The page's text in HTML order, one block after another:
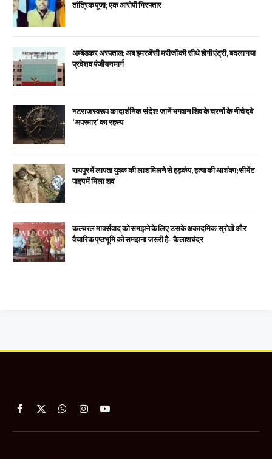
तांत्रिक पूजा; एक आरोपी गिरफ्तार
अम्बेडकर अस्पताल: अब इमरजेंसी मरीजों की सीधे होगी एंट्री, बदला गया
प्रवेश व पंजीयन मार्ग
नटराज स्वरूप का दार्शनिक संदेश: जानें भगवान शिव के चरणों के नीचे दबे
‘अपस्मार’ का रहस्य
रायपुर में लापता युवक की लाश मिलने से हड़कंप, हत्या की आशंका; सीमेंट
पाइप में मिला शव
कल्चरल मार्क्सवाद को समझने के लिए उसके अकादमिक स्रोतों और
वैचारिक पृष्ठभूमि को समझना जरूरी है- कैलाशचंद्र
Facebook
X
WhatsApp
InstagramYouTube